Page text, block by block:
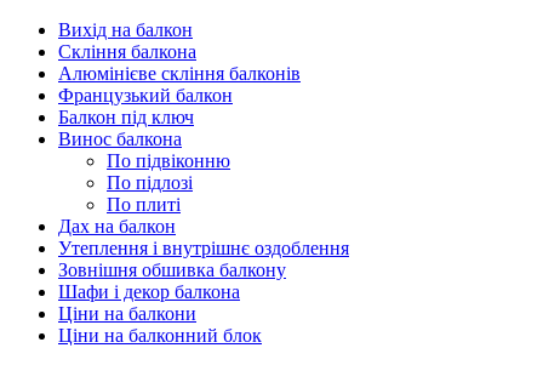
Вихід на балкон
Скління балкона
Алюмінієве скління балконів
Французький балкон
Балкон під ключ
Винос балкона
По підвіконню
По підлозі
По плиті
Дах на балкон
Утеплення і внутрішнє оздоблення
Зовнішня обшивка балкону
Шафи і декор балкона
Ціни на балкони
Ціни на балконний блок